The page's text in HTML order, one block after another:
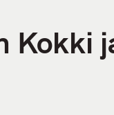
Kokki